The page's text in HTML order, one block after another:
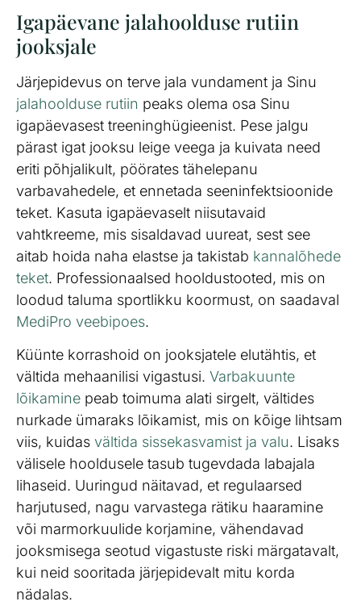
Igapäevane jalahoolduse rutiin
jooksjale
Järjepidevus on terve jala vundament ja Sinu
jalahoolduse rutiin peaks olema osa Sinu
igapäevasest treeninghügieenist. Pese jalgu
pärast igat jooksu leige veega ja kuivata need
eriti põhjalikult, pöörates tähelepanu
varbavahedele, et ennetada seeninfektsioonide
teket. Kasuta igapäevaselt niisutavaid
vahtkreeme, mis sisaldavad uureat, sest see
aitab hoida naha elastse ja takistab kannalõhede
teket. Professionaalsed hooldustooted, mis on
loodud taluma sportlikku koormust, on saadaval
MediPro veebipoes.
Küünte korrashoid on jooksjatele elutähtis, et
vältida mehaanilisi vigastusi. Varbakuunte
lõikamine peab toimuma alati sirgelt, vältides
nurkade ümaraks lõikamist, mis on kõige lihtsam
viis, kuidas vältida sissekasvamist ja valu. Lisaks
välisele hooldusele tasub tugevdada labajala
lihaseid. Uuringud näitavad, et regulaarsed
harjutused, nagu varvastega rätiku haaramine
või marmorkuulide korjamine, vähendavad
jooksmisega seotud vigastuste riski märgatavalt,
kui neid sooritada järjepidevalt mitu korda
nädalas.